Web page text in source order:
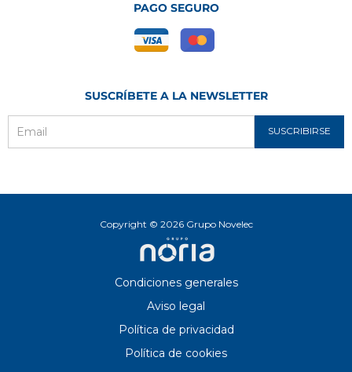
PAGO SEGURO
SUSCRÍBETE A LA NEWSLETTER
SUSCRIBIRSE
Copyright © 2026 Grupo Novelec
Condiciones generales
Aviso legal
Política de privacidad
Política de cookies